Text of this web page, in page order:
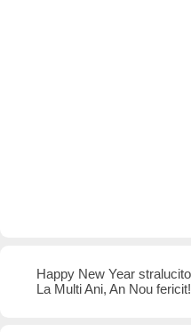
Happy New Year
La Multi Ani, An Nou fericit!